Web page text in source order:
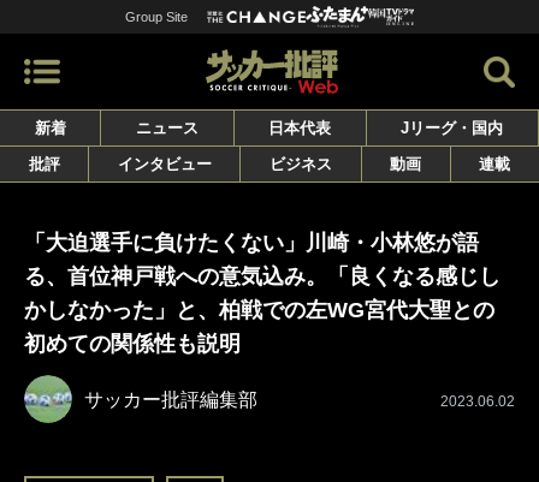
Group Site
新着 ニュース 日本代表
Jリーグ・国内
批評
インタビュー ビジネス 動画 連載
「大迫選手に負けたくない」川崎・小林悠が語
る、首位神戸戦への意気込み。「良くなる感じし
かしなかった」と、柏戦での左WG宮代大聖との
初めての関係性も説明
サッカー批評編集部 2023.06.02